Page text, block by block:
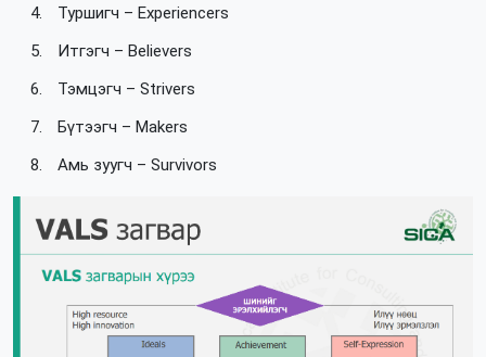
Туршигч – Experiencers
Итгэгч – Believers
Тэмцэгч – Strivers
Бүтээгч – Makers
Амь зуугч – Survivors